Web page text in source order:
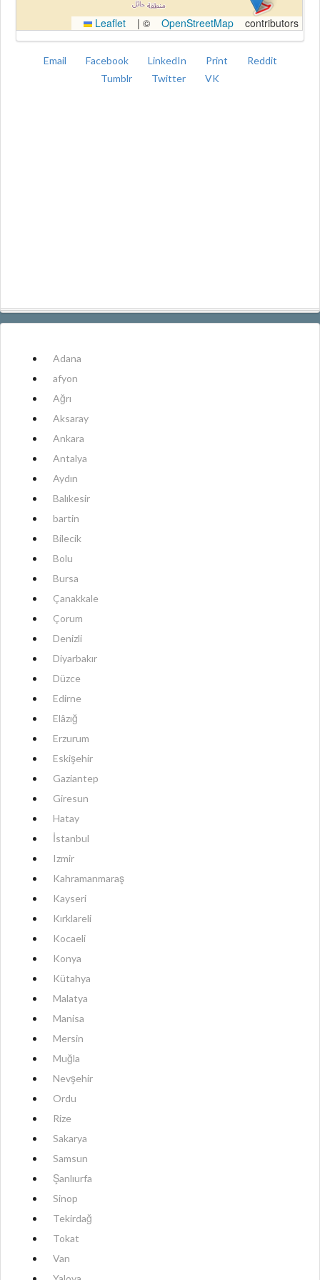
Leaflet | © OpenStreetMap contributors
Email Facebook LinkedIn Print
Reddit
Tumblr
Twitter VK
Adana
afyon
Ağrı
Aksaray
Ankara
Antalya
Aydın
Balıkesir
bartin
Bilecik
Bolu
Bursa
Çanakkale
Çorum
Denizli
Diyarbakır
Düzce
Edirne
Elâzığ
Erzurum
Eskişehir
Gaziantep
Giresun
Hatay
İstanbul
Izmir
Kahramanmaraş
Kayseri
Kırklareli
Kocaeli
Konya
Kütahya
Malatya
Manisa
Mersin
Muğla
Nevşehir
Ordu
Rize
Sakarya
Samsun
Şanlıurfa
Sinop
Tekirdağ
Tokat
Van